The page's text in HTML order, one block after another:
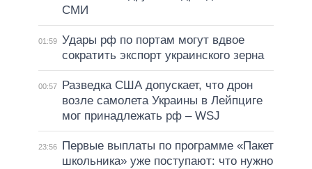
СМИ
01:59 Удары рф по портам могут вдвое
сократить экспорт украинского зерна
00:57
Разведка США допускает, что дрон
возле самолета Украины в Лейпциге
мог принадлежать рф – WSJ
23:56
Первые выплаты по программе «Пакет
школьника» уже поступают: что нужно